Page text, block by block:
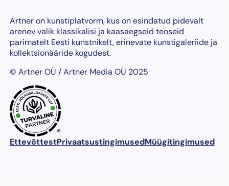
Artner on kunstiplatvorm, kus on esindatud pidevalt
arenev valik klassikalisi ja kaasaegseid teoseid
parimatelt Eesti kunstnikelt, erinevate kunstigaleriide ja
kollektsionääride kogudest.
© Artner OÜ / Artner Media OÜ 2025
®
EttevõttestPrivaatsustingimusedMüügitingimused